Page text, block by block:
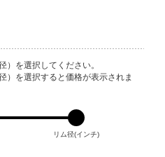
）を選択してください。
）を選択すると価格が表示されま
リム径(インチ)